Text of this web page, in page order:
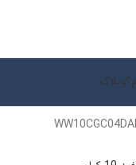
وبلاگ